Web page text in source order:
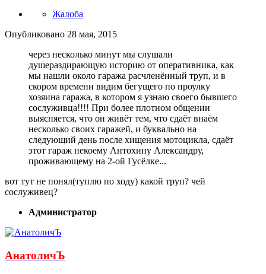
Жалоба
Опубликовано 28 мая, 2015
через несколько минут мы слушали
душераздирающую историю от оперативника, как
мы нашли около гаража расчленённый труп, и в
скором времени видим бегущего по проулку
хозяина гаража, в котором я узнаю своего бывшего
сослуживца!!!! При более плотном общении
выясняется, что он живёт тем, что сдаёт внаём
несколько своих гаражей, и буквально на
следующий день после хищения мотоцикла, сдаёт
этот гараж некоему Антохину Александру,
проживающему на 2-ой Гусёлке...
вот тут не понял(туплю по ходу) какой труп? чей
сослуживец?
Администратор
АнатоличЪ